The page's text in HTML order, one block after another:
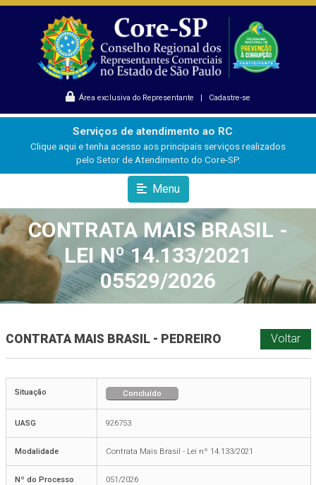
Área exclusiva do Representante | Cadastre-se
Serviços de atendimento ao RC
Clique aqui e tenha acesso aos principais serviços realizados
pelo Setor de Atendimento do Core-SP.
Menu
CONTRATA MAIS BRASIL -
LEI Nº 14.133/2021
05529/2026
CONTRATA MAIS BRASIL - PEDREIRO Voltar
Situação Concluído
UASG 926753
Modalidade Contrata Mais Brasil - Lei nº 14.133/2021
Nº do Processo 051/2026